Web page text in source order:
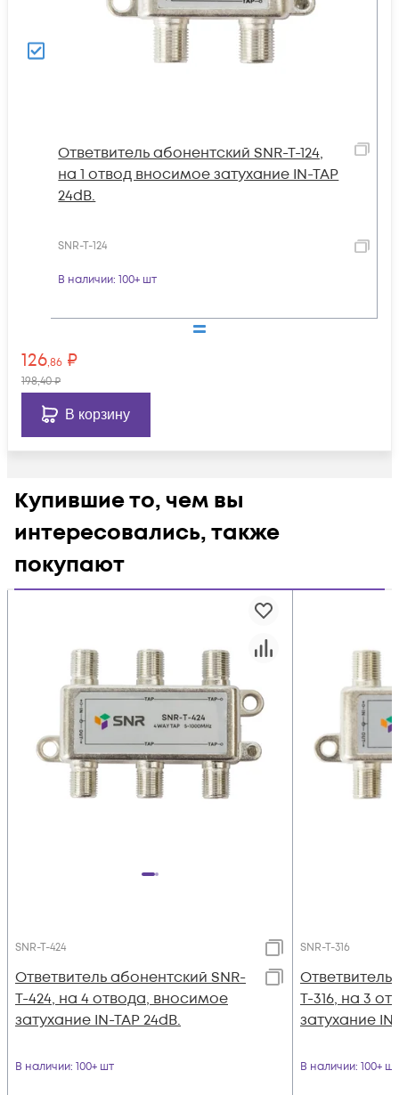
Ответвитель абонентский SNR-T-124,
на 1 отвод вносимое затухание IN-TAP
24dB.
SNR-T-124
В наличии: 100+ шт
126,86 ₽
198,40₽
В корзину
Купившие то, чем вы
интересовались, также
покупают
SNR-T-424
Ответвитель абонентский SNR-
T-424, на 4 отвода, вносимое
затухание IN-TAP 24dB.
В наличии: 100+ шт
SNR-T-316
Ответвитель
T-316, на 3
затухание
В наличии: 100+ шт